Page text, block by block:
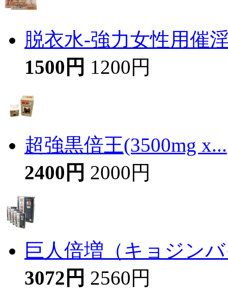
脱衣水-強力女性用催
1500円 1200円
超強黒倍王(3500mg x...
2400円 2000円
巨人倍増（キョジン
3072円 2560円